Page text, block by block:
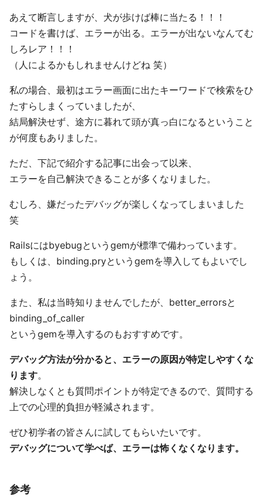
あえて断言しますが、犬が歩けば棒に当たる！！！
コードを書けば、エラーが出る。エラーが出ないなんてむ
しろレア！！！
（人によるかもしれませんけどね 笑）
私の場合、最初はエラー画面に出たキーワードで検索をひ
たすらしまくっていましたが、
結局解決せず、途方に暮れて頭が真っ白になるということ
が何度もありました。
ただ、下記で紹介する記事に出会って以来、
エラーを自己解決できることが多くなりました。
むしろ、嫌だったデバッグが楽しくなってしまいました
笑
Railsにはbyebugというgemが標準で備わっています。
もしくは、binding.pryというgemを導入してもよいでし
ょう。
また、私は当時知りませんでしたが、better_errorsと
binding_of_caller
というgemを導入するのもおすすめです。
デバッグ方法が分かると、エラーの原因が特定しやすくな
ります。
解決しなくとも質問ポイントが特定できるので、質問する
上での心理的負担が軽減されます。
ぜひ初学者の皆さんに試してもらいたいです。
デバッグについて学べば、エラーは怖くなくなります。
参考